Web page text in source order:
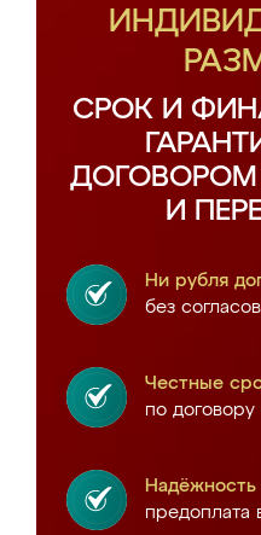
СРОК И
ДОГОВОРОМ
И
Ни рубля
без
Честные
по
Надёжность
предоплата